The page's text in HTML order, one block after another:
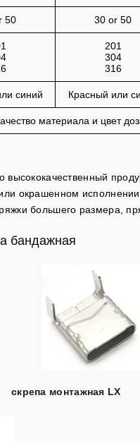
50 30 or 50
201
304
316
синий Красный или
материала и цвет
окрашенном исполнении.
большего размера,
бандажная
скрепа монтажная LX